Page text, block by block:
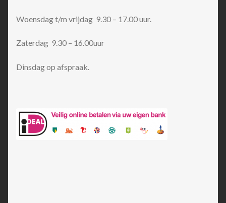
Woensdag t/m vrijdag 9.30 – 17.00 uur.
Zaterdag 9.30 – 16.00uur
Dinsdag op afspraak.